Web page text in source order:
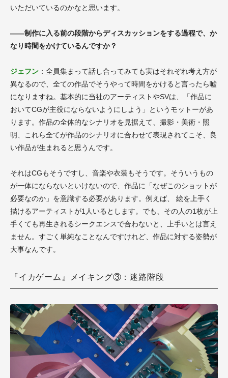
いただいているのかなと思います。
――制作に入る前の段階からディスカッションをする過程で、か
なり時間をかけているんですか？
ジェフン ：全員集まって話し合ってみても実はそれぞれ考え方が
異なるので、全ての作品でそうやって時間をかけると言ったら嘘
になりますね。基本的に当社のアーティストやSVは、「作品に
おいてCGが主役にならないようにしよう」というモットーがあ
ります。作品の全体的なシナリオを見据えて、撮影・美術・照
明、これら全てが作品のシナリオに合わせて表現されてこそ、良
い作品が生まれると思うんです。
それはCGもそうですし、音楽や衣装もそうです。そういうもの
が一体にならないといけないので、作品に「なぜこのショットが
必要なのか」を意識する必要があります。例えば、 絵を上手く
描けるアーティストが1人いるとします。でも、その人の1枚が上
手くても再生されるシークエンスで合わないと、上手いとは言え
ません。すごく単純なことなんですけれど、作品に対する姿勢が
大事なんです。
『イカゲーム』メイキング③：迷路階段